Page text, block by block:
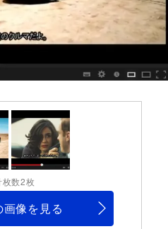
枚数2枚
像を見る